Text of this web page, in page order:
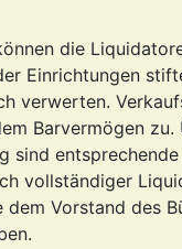
die
Einrichtungen
verwerten.
Barvermögen zu.
sind
vollständiger
dem Vorstand des